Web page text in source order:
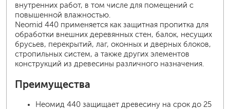
внутренних работ, в том числе для помещений с
повышенной влажностью.
Neomid 440 применяется как защитная пропитка для
обработки внешних деревянных стен, балок, несущих
брусьев, перекрытий, лаг, оконных и дверных блоков,
стропильных систем, а также других элементов
конструкций из древесины различного назначения.
Преимущества
Неомид 440 защищает древесину на срок до 25